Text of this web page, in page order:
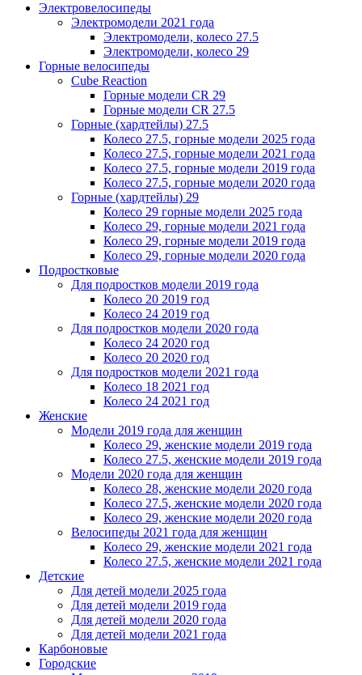
Электровелосипеды
Электромодели 2021 года
Электромодели, колесо 27.5
Электромодели, колесо 29
Горные велосипеды
Cube Reaction
Горные модели CR 29
Горные модели CR 27.5
Горные (хардтейлы) 27.5
Колесо 27.5, горные модели 2025 года
Колесо 27.5, горные модели 2021 года
Колесо 27.5, горные модели 2019 года
Колесо 27.5, горные модели 2020 года
Горные (хардтейлы) 29
Колесо 29 горные модели 2025 года
Колесо 29, горные модели 2021 года
Колесо 29, горные модели 2019 года
Колесо 29, горные модели 2020 года
Подростковые
Для подростков модели 2019 года
Колесо 20 2019 год
Колесо 24 2019 год
Для подростков модели 2020 года
Колесо 24 2020 год
Колесо 20 2020 год
Для подростков модели 2021 года
Колесо 18 2021 год
Колесо 24 2021 год
Женскиe
Модели 2019 года для женщин
Колесо 29, женские модели 2019 года
Колесо 27.5, женские модели 2019 года
Модели 2020 года для женщин
Колесо 28, женские модели 2020 года
Колесо 27.5, женские модели 2020 года
Колесо 29, женские модели 2020 года
Велосипеды 2021 года для женщин
Колесо 29, женские модели 2021 года
Колесо 27.5, женские модели 2021 года
Детские
Для детей модели 2025 года
Для детей модели 2019 года
Для детей модели 2020 года
Для детей модели 2021 года
Карбоновые
Городские